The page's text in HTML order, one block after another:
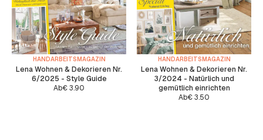
HANDARBEITSMAGAZIN
Lena Wohnen & Dekorieren Nr.
6/2025 - Style Guide
Ab€3.90
HANDARBEITSMAGAZIN
Lena Wohnen & Dekorieren Nr.
3/2024 - Natürlich und
gemütlich einrichten
Ab€3.50